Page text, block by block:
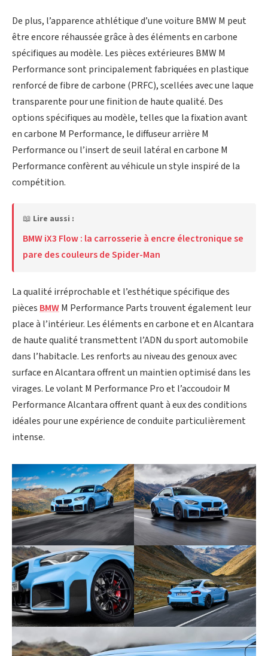
De plus, l’apparence athlétique d’une voiture BMW M peut
être encore réhaussée grâce à des éléments en carbone
spécifiques au modèle. Les pièces extérieures BMW M
Performance sont principalement fabriquées en plastique
renforcé de fibre de carbone (PRFC), scellées avec une laque
transparente pour une finition de haute qualité. Des
options spécifiques au modèle, telles que la fixation avant
en carbone M Performance, le diffuseur arrière M
Performance ou l’insert de seuil latéral en carbone M
Performance confèrent au véhicule un style inspiré de la
compétition.
📖 Lire aussi :
BMW iX3 Flow : la carrosserie à encre électronique se
pare des couleurs de Spider-Man
La qualité irréprochable et l’esthétique spécifique des
pièces BMWM Performance Parts trouvent également leur
place à l’intérieur. Les éléments en carbone et en Alcantara
de haute qualité transmettent l’ADN du sport automobile
dans l’habitacle. Les renforts au niveau des genoux avec
surface en Alcantara offrent un maintien optimisé dans les
virages. Le volant M Performance Pro et l’accoudoir M
Performance Alcantara offrent quant à eux des conditions
idéales pour une expérience de conduite particulièrement
intense.